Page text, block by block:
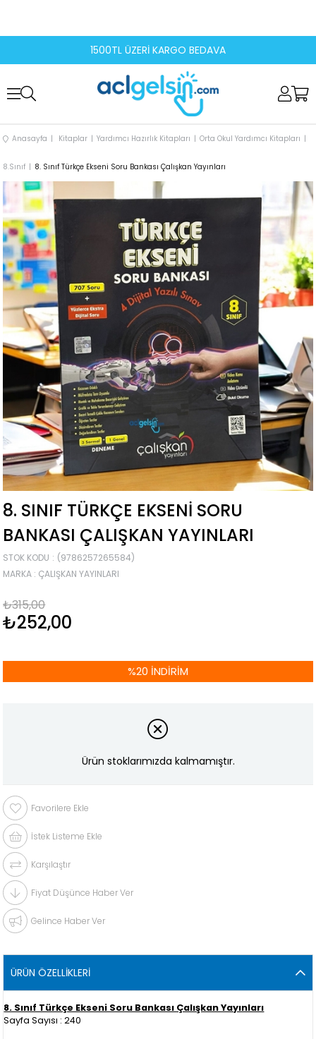
1500TL ÜZERİ KARGO BEDAVA
Anasayfa Kitaplar Yardımcı Hazırlık Kitapları Orta Okul Yardımcı Kitapları
8.Sınıf 8. Sınıf Türkçe Ekseni Soru Bankası Çalışkan Yayınları
8. SINIF TÜRKÇE EKSENI SORU
BANKASI ÇALIŞKAN YAYINLARI
STOK KODU
(9786257265584)
MARKA : ÇALIŞKAN YAYINLARI
₺315,00
₺252,00
%20 İNDIRIM
Ürün stoklarımızda kalmamıştır.
Favorilere Ekle
İstek Listeme Ekle
Karşılaştır
Fiyat Düşünce Haber Ver
Gelince Haber Ver
ÜRÜN ÖZELLIKLERI
8. Sınıf Türkçe Ekseni Soru Bankası Çalışkan Yayınları
Sayfa Sayısı : 240